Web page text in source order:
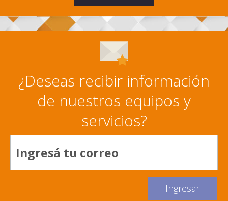
¿Deseas recibir información
de nuestros equipos y
servicios?